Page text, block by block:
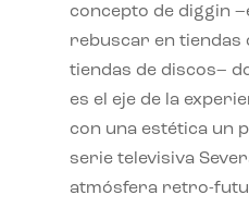
concepto de diggin
rebuscar en tiendas
tiendas de discos–
es el eje de la
con una estética un
serie televisiva
atmósfera retro-